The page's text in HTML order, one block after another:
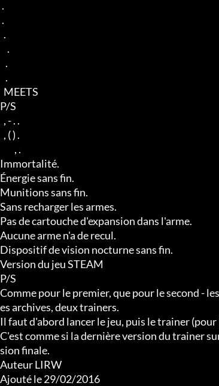
P/S
Immortalité.
Énergie sans fin.
Munitions sans fin.
Sans recharger les armes.
Pas de cartouche d'expansion dans l'arme.
Aucune arme n'a de recul.
Dispositif de vision nocturne sans fin.
Version du jeu STEAM
P/S
Comme pour le premier, que pour le second -
es archives, deux trainers.
Il faut d'abord lancer le jeu, puis le trainer
C'est comme si la dernière version du trainer
sion finale.
Auteur LIRW
Ajouté le 29/02/2016